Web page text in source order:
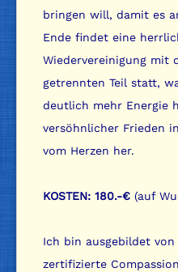
bringen will, damit es
Ende findet eine
Wiedervereinigung mit
getrennten Teil statt,
deutlich mehr Energie
versöhnlicher Frieden
vom Herzen her.
KOSTEN: 180.-€ (auf
Ich bin ausgebildet
zertifizierte